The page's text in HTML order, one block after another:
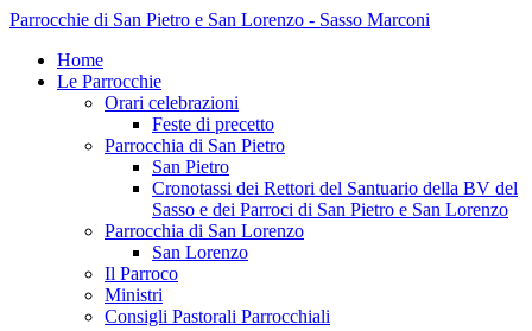
Parrocchie di San Pietro e San Lorenzo - Sasso Marconi
Home
Le Parrocchie
Orari celebrazioni
Feste di precetto
Parrocchia di San Pietro
San Pietro
Cronotassi dei Rettori del Santuario della BV del
Sasso e dei Parroci di San Pietro e San Lorenzo
Parrocchia di San Lorenzo
San Lorenzo
Il Parroco
Ministri
Consigli Pastorali Parrocchiali